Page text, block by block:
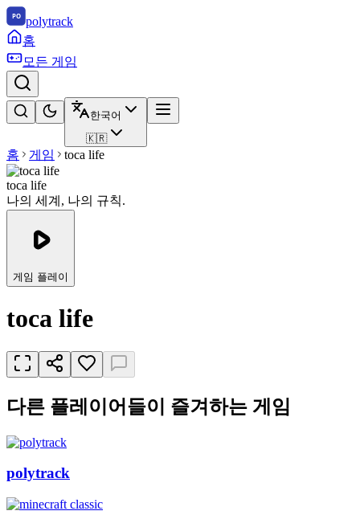
polytrack
홈
모든 게임
한국어
🇰🇷
홈 게임 toca life
toca life
나의 세계, 나의 규칙.
게임 플레이
toca life
다른 플레이어들이 즐겨하는 게임
polytrack